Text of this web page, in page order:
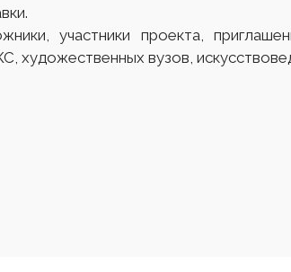
участники проекта,
художественных вузов,